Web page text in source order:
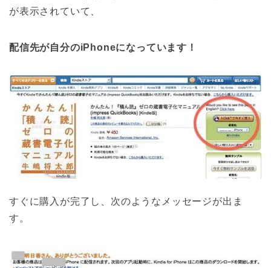
が表示されていて、
配信先が自分のiPhoneになっています！
すぐに購入が完了し、次のようなメッセージが出ま
す。